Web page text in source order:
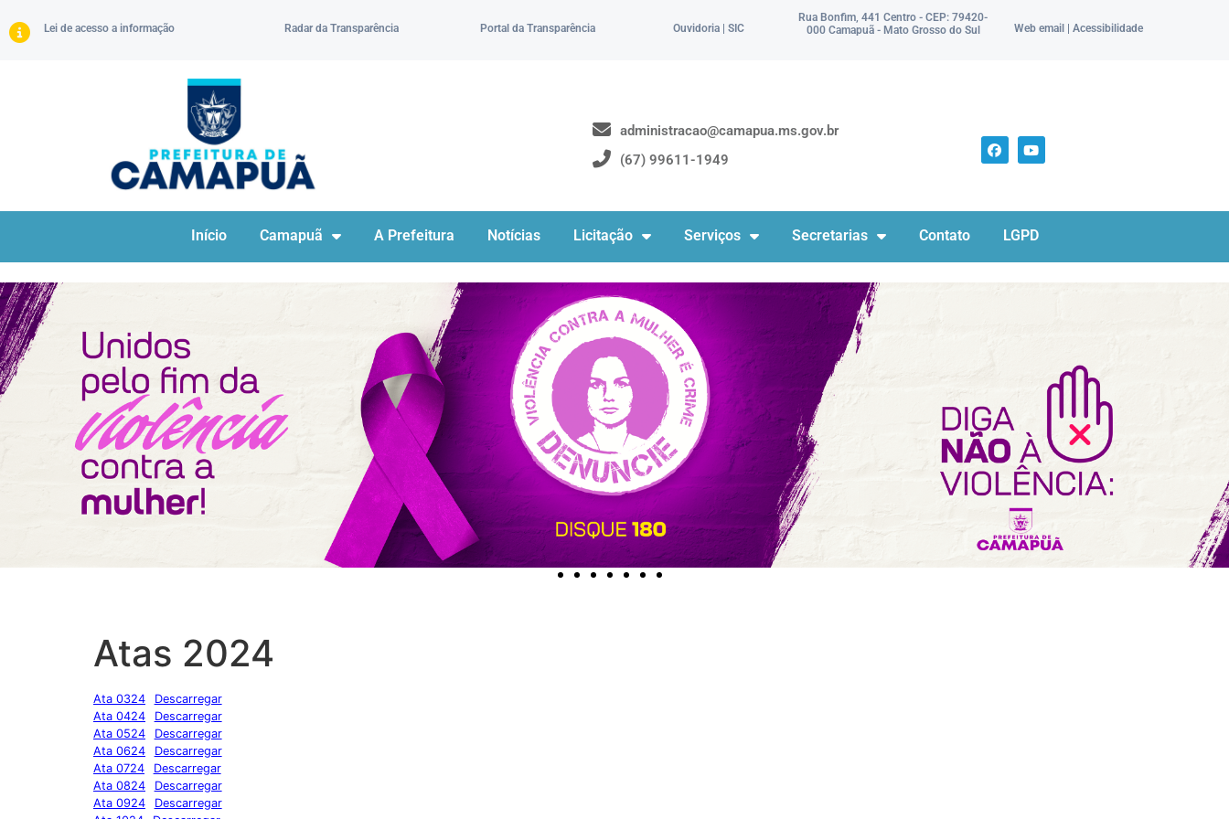
Lei de acesso a informação Radar da Transparência Portal da Transparência Ouvidoria | SIC
Rua Bonfim, 441 Centro - CEP: 79420-
000 Camapuã - Mato Grosso do Sul
Web email | Acessibilidade
administracao@camapua.ms.gov.br
(67) 99611-1949
Início Camapuã A Prefeitura Notícias Licitação Serviços Secretarias Contato LGPD
Atas 2024
Ata 0324
Descarregar
Ata 0424
Descarregar
Ata 0524
Descarregar
Ata 0624
Descarregar
Ata 0724
Descarregar
Ata 0824
Descarregar
Ata 0924
Descarregar